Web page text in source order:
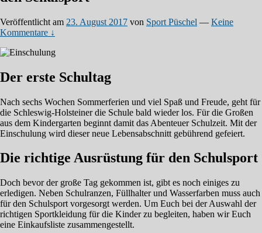
Veröffentlicht am 23. August 2017 von Sport Püschel — Keine
Kommentare ↓
Der erste Schultag
Nach sechs Wochen Sommerferien und viel Spaß und Freude, geht für
die Schleswig-Holsteiner die Schule bald wieder los. Für die Großen
aus dem Kindergarten beginnt damit das Abenteuer Schulzeit. Mit der
Einschulung wird dieser neue Lebensabschnitt gebührend gefeiert.
Die richtige Ausrüstung für den Schulsport
Doch bevor der große Tag gekommen ist, gibt es noch einiges zu
erledigen. Neben Schulranzen, Füllhalter und Wasserfarben muss auch
für den Schulsport vorgesorgt werden. Um Euch bei der Auswahl der
richtigen Sportkleidung für die Kinder zu begleiten, haben wir Euch
eine Einkaufsliste zusammengestellt.